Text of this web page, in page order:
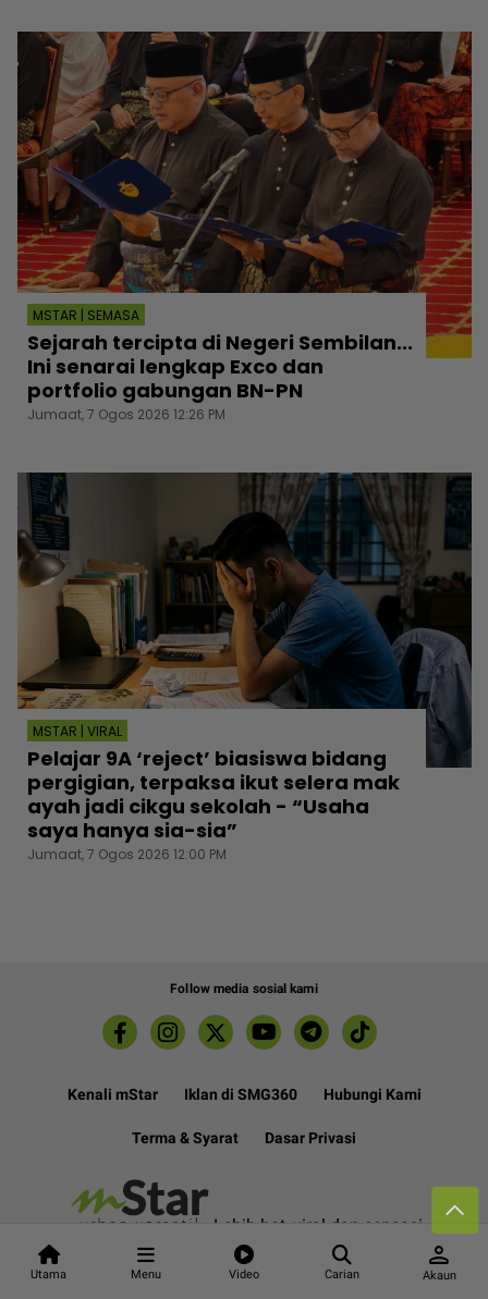
Utama Menu Video Carian
person
Akaun
MSTAR | SEMASA
Sejarah tercipta di Negeri Sembilan...
Ini senarai lengkap Exco dan
portfolio gabungan BN-PN
Jumaat, 7 Ogos 2026 12:26 PM
MSTAR | VIRAL
Pelajar 9A ‘reject’ biasiswa bidang
pergigian, terpaksa ikut selera mak
ayah jadi cikgu sekolah - “Usaha
saya hanya sia-sia”
Jumaat, 7 Ogos 2026 12:00 PM
Follow media sosial kami
Kenali mStar Iklan di SMG360 Hubungi Kami
Terma & Syarat Dasar Privasi
Lebih hot, viral dan sensasi
2026. Star Media Group Berhad